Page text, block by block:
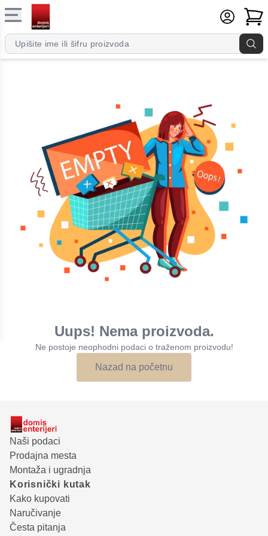
Uups! Nema proizvoda.
Ne postoje neophodni podaci o traženom proizvodu!
Nazad na početnu
Naši podaci
Prodajna mesta
Montaža i ugradnja
Korisnički kutak
Kako kupovati
Naručivanje
Česta pitanja